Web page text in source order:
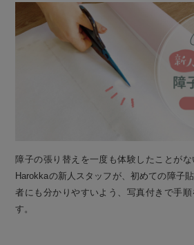
障子の張り替えを一度も体験したことがな
Harokkaの新人スタッフが、初めての障子
者にも分かりやすいよう、写真付きで手
す。